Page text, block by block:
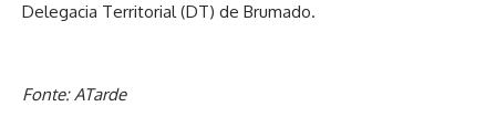
Delegacia Territorial (DT) de Brumado.
Fonte: ATarde